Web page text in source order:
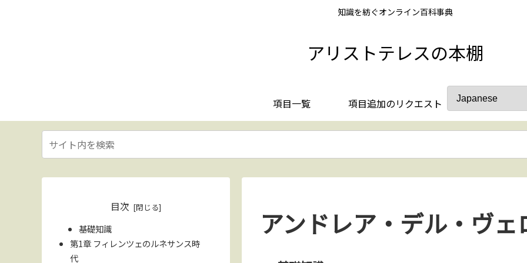
知識を紡ぐオンライン百科事典
アリストテレスの本棚
項目一覧 項目追加のリクエスト
アンドレア・デル・ヴ
目次
基礎知識
第1章 フィレンツェのルネサンス時
代